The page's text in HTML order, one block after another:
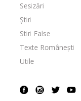
Sesizări
Știri
Stiri False
Texte Românești
Utile